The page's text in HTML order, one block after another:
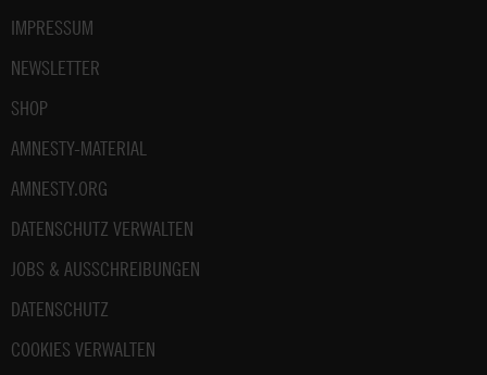
IMPRESSUM
NEWSLETTER
SHOP
AMNESTY-MATERIAL
AMNESTY.ORG
DATENSCHUTZ VERWALTEN
JOBS & AUSSCHREIBUNGEN
DATENSCHUTZ
COOKIES VERWALTEN